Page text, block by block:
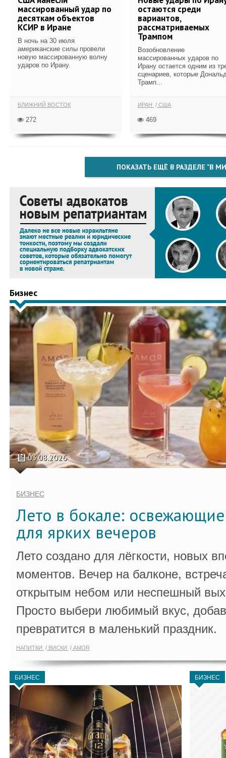
массированный удар по
десяткам объектов
КСИР в Иране
В ночь на 30 июля
американские силы провели
новую массированную волну
ударов по Ирану.
БЛИЖНИЙ ВОСТОК
272
остаются среди
вариантов,
рассматриваемых
Трампом
Возобновление
массированных ударов по
Ирану остается одним из
сценариев, которые
Трамп...
ИРАН США
469
ПОКАЗАТЬ ЕЩЁ В РАЗДЕЛЕ "В
Бизнес
03.08.2026
БИЗНЕС
Лето в бокале:
для ярких вечеров
Лето создано для лёгкости, новых
моментов. Вечер на балконе,
открытым небом или неспешный
Просто выбери любимый вкус,
превратится в маленький праздник.
НАПИТКИ ВИСКИ AMOR
БИЗНЕС БИЗНЕС